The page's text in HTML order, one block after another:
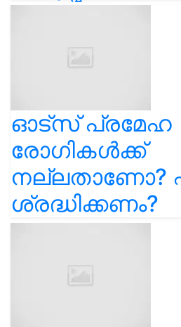
ഓട്സ് പ്രമേഹ
രോഗികൾക്ക്
നല്ലതാണോ?
ശ്രദ്ധിക്കണം?